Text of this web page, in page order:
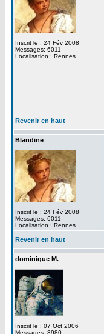
Inscrit le : 24 Fév 2008
Messages: 6011
Localisation : Rennes
Revenir en haut
Blandine
Inscrit le : 24 Fév 2008
Messages: 6011
Localisation : Rennes
Revenir en haut
dominique M.
Inscrit le : 07 Oct 2006
Messages: 3980